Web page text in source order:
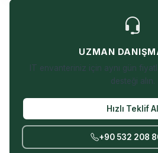
UZMAN
IT envanteriniz için aynı gün
desteği alın.
Hızlı Teklif Al
+90 532 208